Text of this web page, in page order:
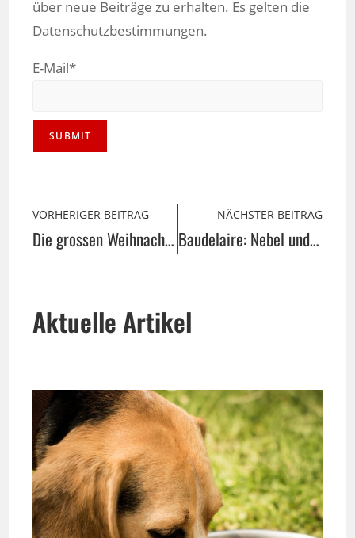
über neue Beiträge zu erhalten. Es gelten die
Datenschutzbestimmungen.
E-Mail*
VORHERIGER BEITRAG
Die grossen Weihnachtsmärkte in OWL
NÄCHSTER BEITRAG
Baudelaire: Nebel und Regen
Aktuelle Artikel